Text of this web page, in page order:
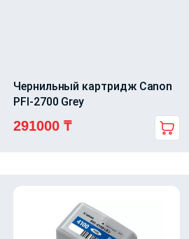
Чернильный картридж Canon
PFI-2700 Grey
291000 ₸